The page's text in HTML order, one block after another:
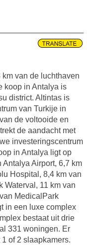
van de luchthaven
koop in Antalya is
district. Altintas is
van Turkije in
de voltooide en
de aandacht met
investeringscentrum
in Antalya ligt op
Airport, 6,7 km
Hospital, 8,4 km van
Waterval, 11 km van
MedicalPark
in een luxe complex
bestaat uit drie
331 woningen. Er
of 2 slaapkamers.